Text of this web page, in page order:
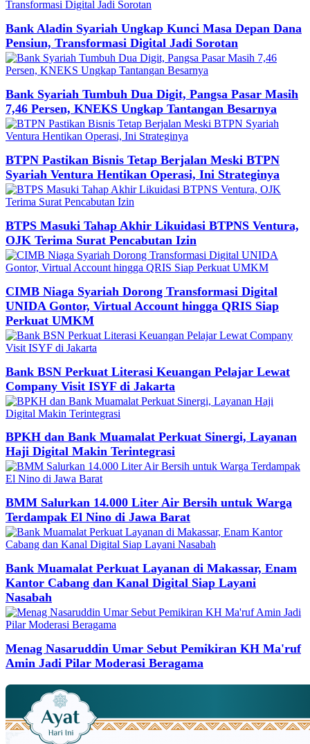
Bank Aladin Syariah Ungkap Kunci Masa Depan Dana
Pensiun, Transformasi Digital Jadi Sorotan
Bank Syariah Tumbuh Dua Digit, Pangsa Pasar Masih
7,46 Persen, KNEKS Ungkap Tantangan Besarnya
BTPN Pastikan Bisnis Tetap Berjalan Meski BTPN
Syariah Ventura Hentikan Operasi, Ini Strateginya
BTPS Masuki Tahap Akhir Likuidasi BTPNS Ventura,
OJK Terima Surat Pencabutan Izin
CIMB Niaga Syariah Dorong Transformasi Digital
UNIDA Gontor, Virtual Account hingga QRIS Siap
Perkuat UMKM
Bank BSN Perkuat Literasi Keuangan Pelajar Lewat
Company Visit ISYF di Jakarta
BPKH dan Bank Muamalat Perkuat Sinergi, Layanan
Haji Digital Makin Terintegrasi
BMM Salurkan 14.000 Liter Air Bersih untuk Warga
Terdampak El Nino di Jawa Barat
Bank Muamalat Perkuat Layanan di Makassar, Enam
Kantor Cabang dan Kanal Digital Siap Layani
Nasabah
Menag Nasaruddin Umar Sebut Pemikiran KH Ma'ruf
Amin Jadi Pilar Moderasi Beragama